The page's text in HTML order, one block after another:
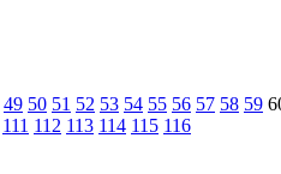
49 50 51 52 53 54 55 56 57 58 59
111 112 113 114 115 116